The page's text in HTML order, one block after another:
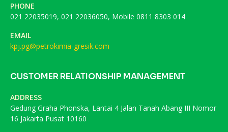
PHONE
021 22035019, 021 22036050, Mobile 0811 8303 014
EMAIL
kpj.pg@petrokimia-gresik.com
CUSTOMER RELATIONSHIP MANAGEMENT
ADDRESS
Gedung Graha Phonska, Lantai 4 Jalan Tanah Abang III Nomor
16 Jakarta Pusat 10160